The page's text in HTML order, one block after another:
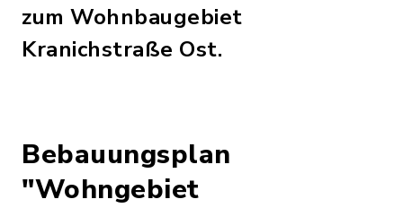
zum Wohnbaugebiet
Kranichstraße Ost.
Bebauungsplan
"Wohngebiet